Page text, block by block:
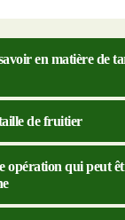
en matière de
de fruitier
opération qui peut